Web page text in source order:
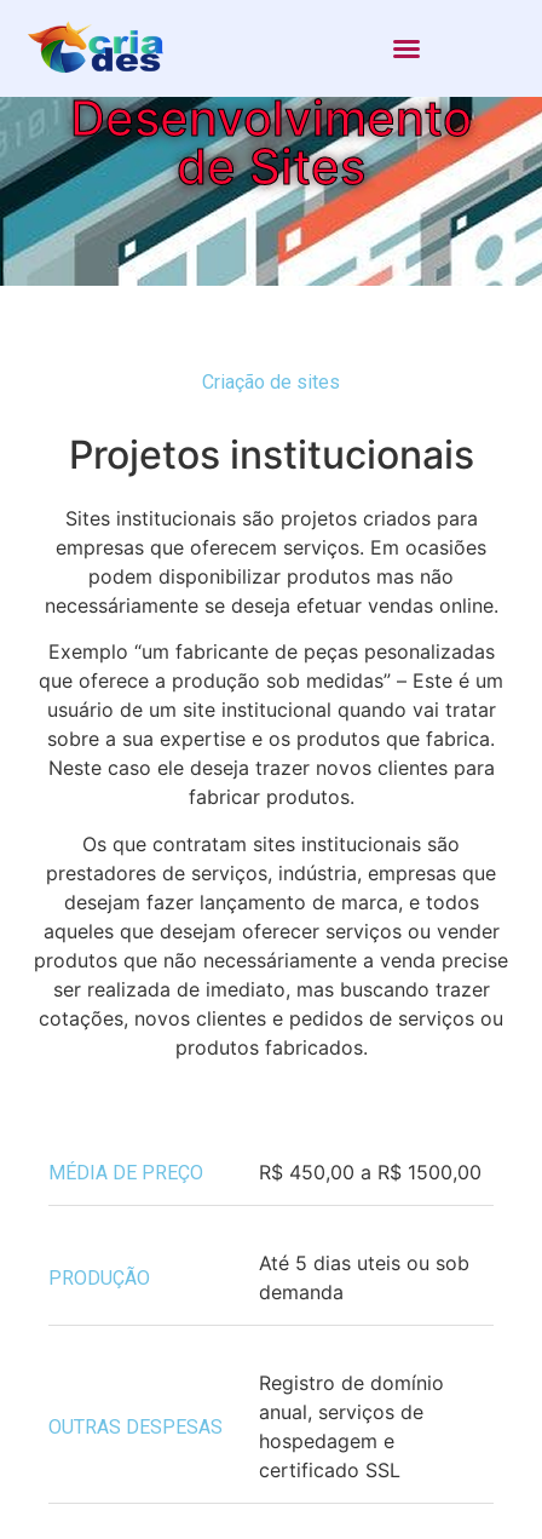
Desenvolvimento
de Sites
Criação de sites
Projetos institucionais
Sites institucionais são projetos criados para
empresas que oferecem serviços. Em ocasiões
podem disponibilizar produtos mas não
necessáriamente se deseja efetuar vendas online.
Exemplo “um fabricante de peças pesonalizadas
que oferece a produção sob medidas” – Este é um
usuário de um site institucional quando vai tratar
sobre a sua expertise e os produtos que fabrica.
Neste caso ele deseja trazer novos clientes para
fabricar produtos.
Os que contratam sites institucionais são
prestadores de serviços, indústria, empresas que
desejam fazer lançamento de marca, e todos
aqueles que desejam oferecer serviços ou vender
produtos que não necessáriamente a venda precise
ser realizada de imediato, mas buscando trazer
cotações, novos clientes e pedidos de serviços ou
produtos fabricados.
MÉDIA DE PREÇO R$ 450,00 a R$ 1500,00
PRODUÇÃO
Até 5 dias uteis ou sob
demanda
OUTRAS DESPESAS
Registro de domínio
anual, serviços de
hospedagem e
certificado SSL